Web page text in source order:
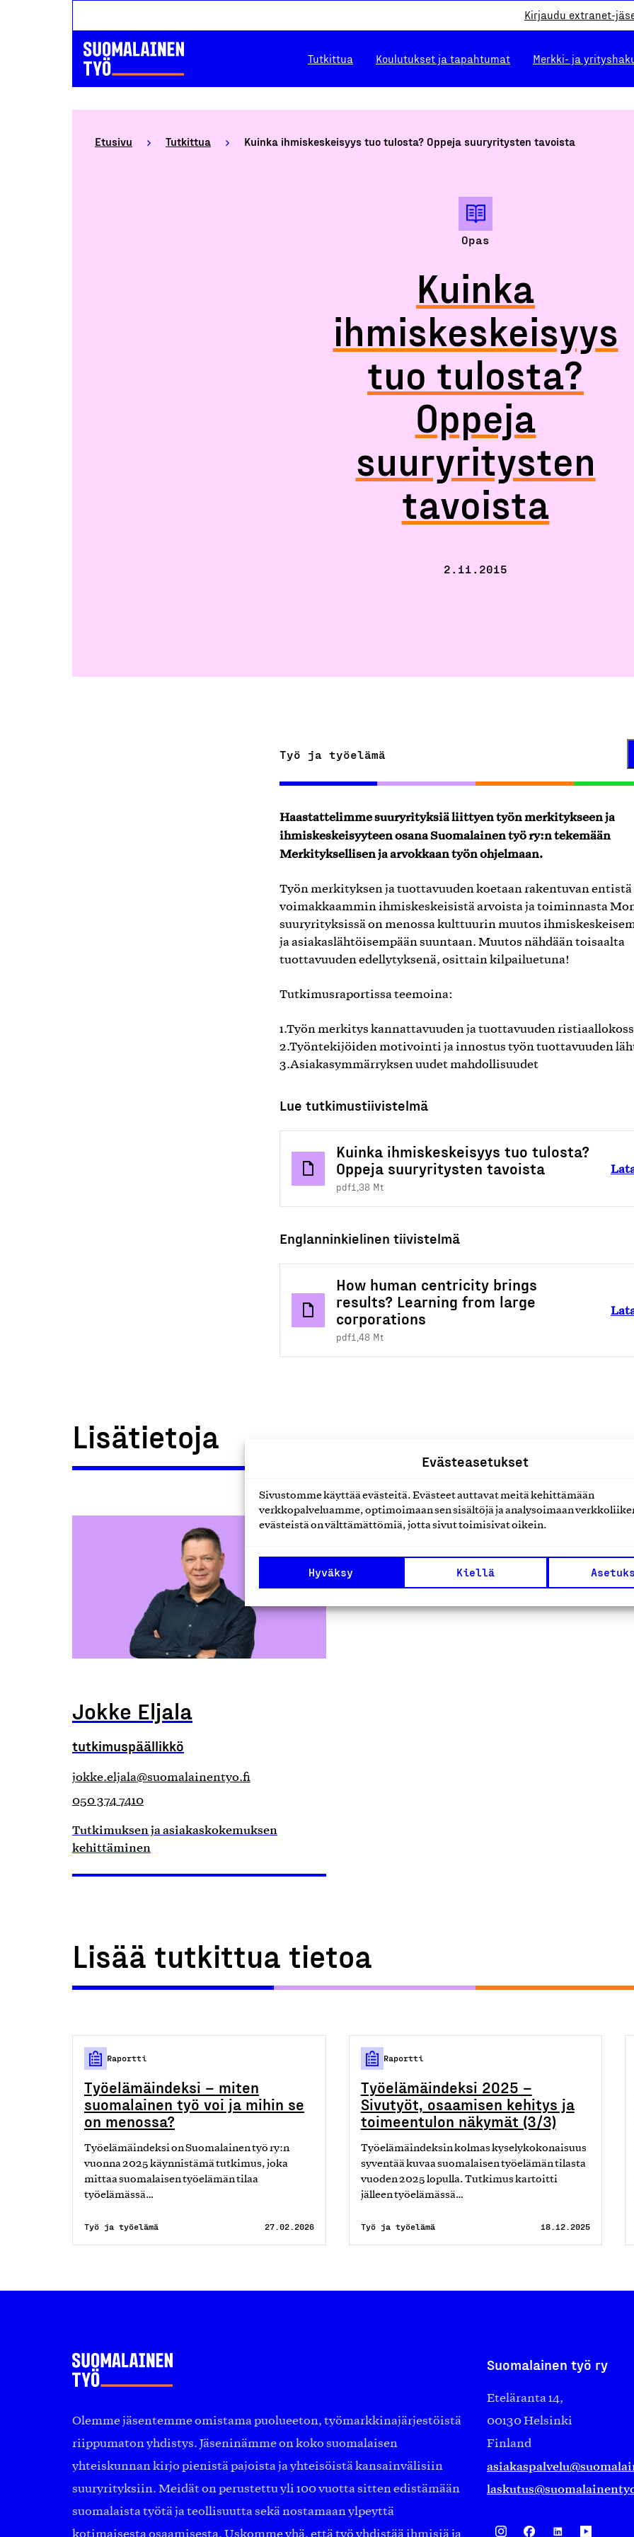
Evästeasetukset
Sivustomme käyttää evästeitä. Evästeet auttavat meitä kehittämään
verkkopalveluamme, optimoimaan sen sisältöjä ja analysoimaan
evästeistä on välttämättömiä, jotta sivut toimisivat oikein.
Hyväksy Kiellä
Kirjaudu extranet-
Tutkittua Koulutukset ja tapahtumat Merkki- ja
Etusivu Tutkittua Kuinka ihmiskeskeisyys tuo tulosta? Oppeja suuryritysten tavoista
Opas
Kuinka
ihmiskeskeisyys
tuo tulosta?
Oppeja
suuryritysten
tavoista
2.11.2015
Työ ja työelämä
Haastattelimme suuryrityksiä liittyen työn merkitykseen ja
ihmiskeskeisyyteen osana Suomalainen työ ry:n tekemään
Merkityksellisen ja arvokkaan työn ohjelmaan.
Työn merkityksen ja tuottavuuden koetaan rakentuvan entistä
voimakkaammin ihmiskeskeisistä arvoista ja toiminnasta
suuryrityksissä on menossa kulttuurin muutos
ja asiakaslähtöisempään suuntaan. Muutos nähdään toisaalta
tuottavuuden edellytyksenä, osittain kilpailuetuna!
Tutkimusraportissa teemoina:
1.Työn merkitys kannattavuuden ja tuottavuuden
2.Työntekijöiden motivointi ja innostus työn tuottavuuden
3.Asiakasymmärryksen uudet mahdollisuudet
Lue tutkimustiivistelmä
Kuinka ihmiskeskeisyys tuo tulosta?
Oppeja suuryritysten tavoista
pdf1,38 Mt
Englanninkielinen tiivistelmä
How human centricity brings
results? Learning from large
corporations
pdf1,48 Mt
Lisätietoja
Jokke Eljala
tutkimuspäällikkö
jokke.eljala@suomalainentyo.fi
050 374 7410
Tutkimuksen ja asiakaskokemuksen
kehittäminen
Lisää tutkittua tietoa
Raportti
Työelämäindeksi – miten
suomalainen työ voi ja mihin se
on menossa?
Työelämäindeksi on Suomalainen työ ry:n
vuonna 2025 käynnistämä tutkimus, joka
mittaa suomalaisen työelämän tilaa
työelämässä…
Työ ja työelämä 27.02.2026
Raportti
Työelämäindeksi 2025 –
Sivutyöt, osaamisen kehitys ja
toimeentulon näkymät (3/3)
Työelämäindeksin kolmas kyselykokonaisuus
syventää kuvaa suomalaisen työelämän tilasta
vuoden 2025 lopulla. Tutkimus kartoitti
jälleen työelämässä…
Työ ja työelämä 18.12.2025
Olemme jäsentemme omistama puolueeton, työmarkkinajärjestöistä
riippumaton yhdistys. Jäseninämme on koko suomalaisen
yhteiskunnan kirjo pienistä pajoista ja yhteisöistä kansainvälisiin
suuryrityksiin. Meidät on perustettu yli 100 vuotta sitten edistämään
suomalaista työtä ja teollisuutta sekä nostamaan ylpeyttä
kotimaisesta osaamisesta. Uskomme yhä, että työ yhdistää ihmisiä ja
Suomalainen työ ry
Eteläranta 14,
00130 Helsinki
Finland